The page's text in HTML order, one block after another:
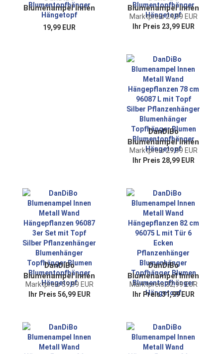
Blumenampel Innen
Metall Wand
Hängepflanzen 43
19,99 EUR
Blumenampel Innen
Metall Wand
Hängepflanzen 53
Pflanzenhänger
Blumenhänger
Topfhänger Blumen
Blumentopfhänger
Hängetopf
Marktpreis 24,99 EUR
Ihr Preis 23,99 EUR
DanDiBo
Blumenampel Innen
Metall Wand
Hängepflanzen 78
Pflanzenhänger
Blumenhänger
Topfhänger Blumen
Blumentopfhänger
Hängetopf
Marktpreis 29,99 EUR
Ihr Preis 28,99 EUR
DanDiBo
Blumenampel Innen
Metall Wand
Hängepflanzen
Pflanzenhänger
Blumenhänger
Topfhänger Blumen
Marktpreis 59,99 EUR
Ihr Preis 56,99 EUR
DanDiBo
Blumenampel Innen
Metall Wand
Hängepflanzen 82
Pflanzenhänger
Blumenhänger
Topfhänger Blumen
Marktpreis 32,99 EUR
Ihr Preis 31,99 EUR